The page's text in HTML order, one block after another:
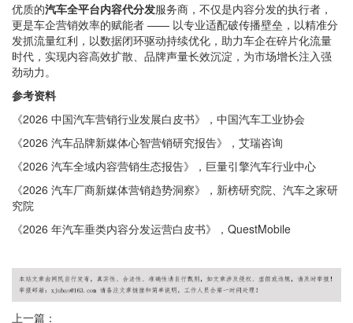
优质的汽车全平台内容代分发服务商，不仅是内容分发的执行者，
更是车企营销效率的赋能者 —— 以专业适配破传播壁垒，以精准分
发抓流量红利，以数据闭环驱动持续优化，助力车企在碎片化流量
时代，实现内容高效扩散、品牌声量长效沉淀，为市场增长注入强
劲动力。
参考资料
《2026 中国汽车营销行业发展白皮书》，中国汽车工业协会
《2026 汽车品牌新媒体心智营销研究报告》，艾瑞咨询
《2026 汽车全域内容营销生态报告》，巨量引擎汽车行业中心
《2026 汽车厂商新媒体营销趋势洞察》，新榜研究院、汽车之家研
究院
《2026 年汽车垂类内容分发运营白皮书》，QuestMobile
上一篇：